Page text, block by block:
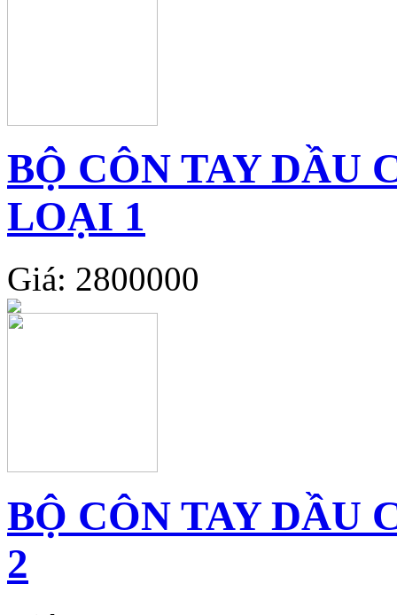
BỘ CÔN TAY DẦU
LOẠI 1
Giá: 2800000
BỘ CÔN TAY DẦU
2